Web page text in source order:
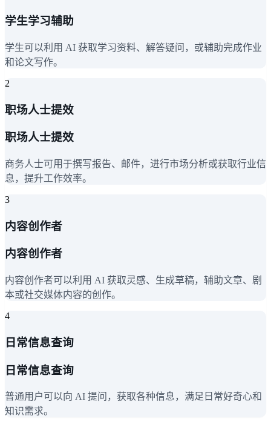
学生学习辅助
学生可以利用 AI 获取学习资料、解答疑问，或辅助完成作业
和论文写作。
2
职场人士提效
职场人士提效
商务人士可用于撰写报告、邮件，进行市场分析或获取行业信
息，提升工作效率。
3
内容创作者
内容创作者
内容创作者可以利用 AI 获取灵感、生成草稿，辅助文章、剧
本或社交媒体内容的创作。
4
日常信息查询
日常信息查询
普通用户可以向 AI 提问，获取各种信息，满足日常好奇心和
知识需求。